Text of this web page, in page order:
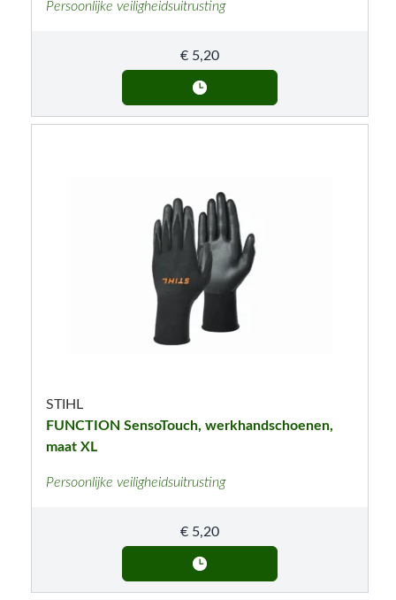
Persoonlijke veiligheidsuitrusting
€ 5,20
STIHL
FUNCTION SensoTouch, werkhandschoenen,
maat XL
Persoonlijke veiligheidsuitrusting
€ 5,20